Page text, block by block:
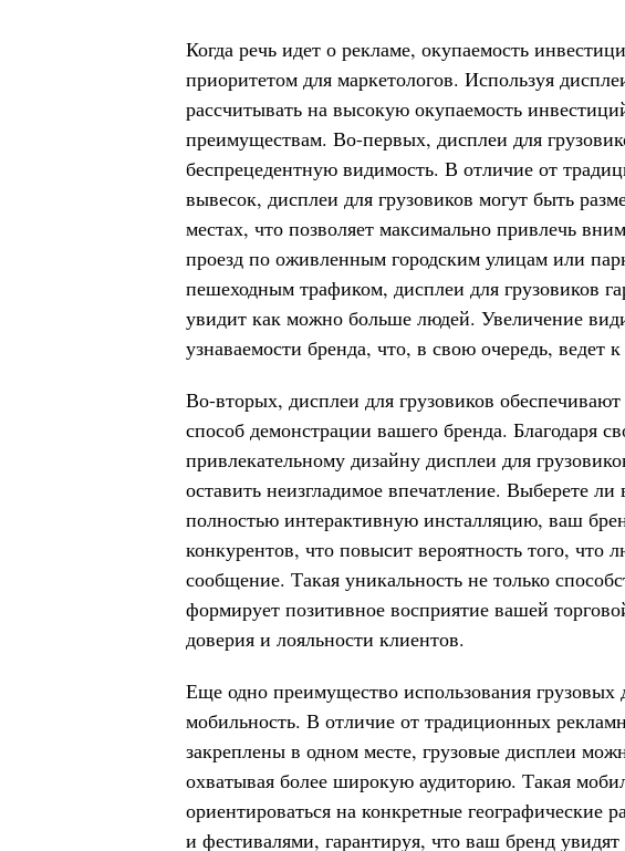
Когда речь идет о рекламе, окупаемость
приоритетом для маркетологов. Используя
рассчитывать на высокую окупаемость
преимуществам. Во-первых, дисплеи для
беспрецедентную видимость. В отличие от
вывесок, дисплеи для грузовиков могут быть
местах, что позволяет максимально привлечь
проезд по оживленным городским улицам или
пешеходным трафиком, дисплеи для грузовиков
увидит как можно больше людей. Увеличение
узнаваемости бренда, что, в свою очередь, ведет
Во-вторых, дисплеи для грузовиков
способ демонстрации вашего бренда. Благодаря
привлекательному дизайну дисплеи для
оставить неизгладимое впечатление. Выберете
полностью интерактивную инсталляцию, ваш
конкурентов, что повысит вероятность того,
сообщение. Такая уникальность не только
формирует позитивное восприятие вашей
доверия и лояльности клиентов.
Еще одно преимущество использования грузовых
мобильность. В отличие от традиционных
закреплены в одном месте, грузовые дисплеи
охватывая более широкую аудиторию. Такая
ориентироваться на конкретные географические
и фестивалями, гарантируя, что ваш бренд